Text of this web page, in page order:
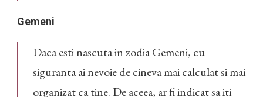
Gemeni
Daca esti nascuta in zodia Gemeni, cu
siguranta ai nevoie de cineva mai calculat si mai
organizat ca tine. De aceea, ar fi indicat sa iti